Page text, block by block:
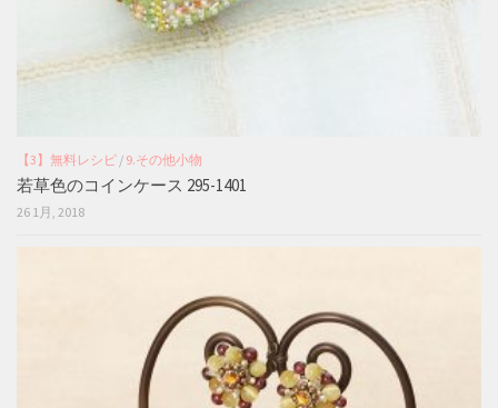
【3】無料レシピ / 9.その他小物
若草色のコインケース 295-1401
26 1月, 2018